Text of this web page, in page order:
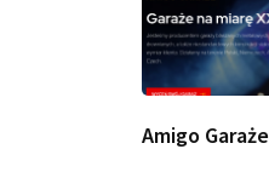
Amigo Garaże